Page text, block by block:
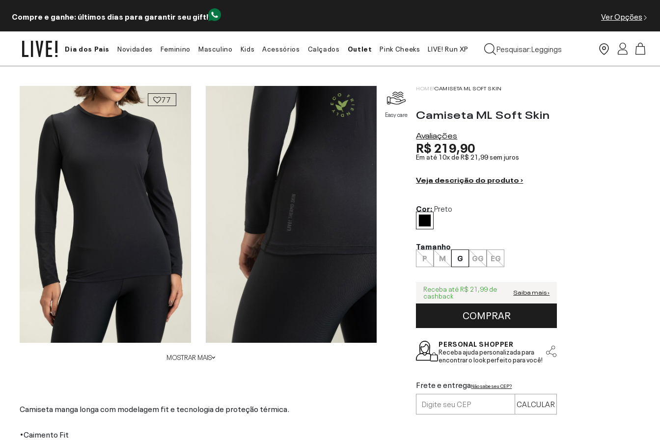
Compre e ganhe: últimos dias para garantir seu gift! Ver Opções
Dia dos Pais Novidades Feminino Masculino Kids Acessórios Calçados Outlet Pink Cheeks LIVE! Run XP
Pesquisar:
Tops
Leggings
77
MOSTRAR MAIS
Easy care
Camiseta manga longa com modelagem fit e tecnologia de proteção térmica.
•Caimento Fit
HOME CAMISETA ML SOFT SKIN
Camiseta ML Soft Skin
Avaliações
R$ 219,90
Em até 10x deR$ 21,99sem juros
Veja descrição do produto ›
Cor:Preto
Tamanho
P
M G GG EG
Receba até R$ 21,99 de
cashback Saiba mais ›
COMPRAR
PERSONAL SHOPPER
Receba ajuda personalizada para
encontrar o look perfeito para você!
Frete e entregaNão sabe seu CEP?
CALCULAR